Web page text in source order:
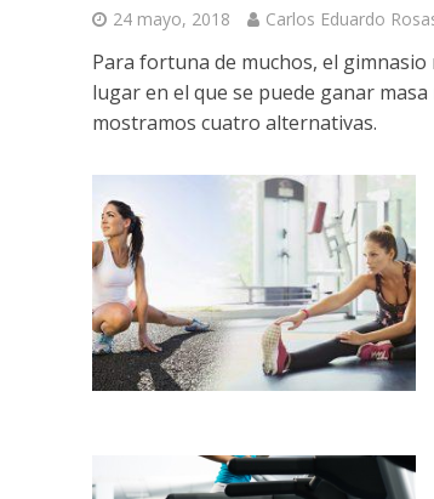
24 mayo, 2018 Carlos Eduardo
Para fortuna de muchos, el gimnasio
lugar en el que se puede ganar
mostramos cuatro alternativas.